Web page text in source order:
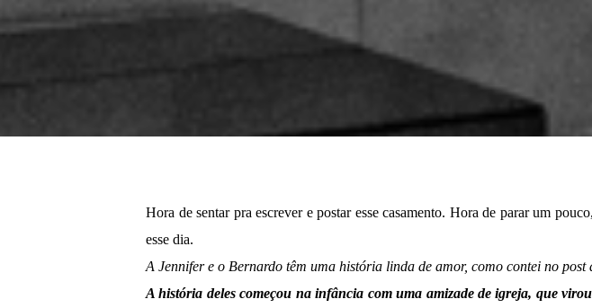
Hora de sentar pra escrever e postar esse casamento. Hora de parar um
esse dia.
A Jennifer e o Bernardo têm uma história linda de amor, como contei no post
A história deles começou na infância com uma amizade de igreja, que